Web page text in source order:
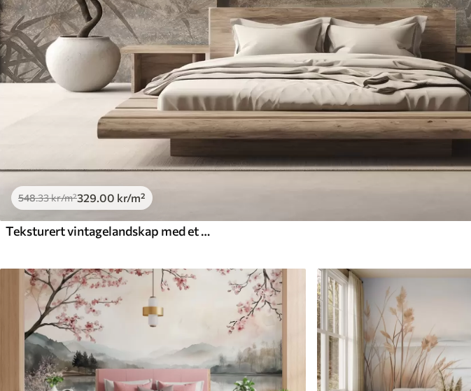
548.33kr/m²329.00 kr/m²
Teksturert vintagelandskap med et tre nær en elv og en overskyet himmel, naturkunst i sepiatoner